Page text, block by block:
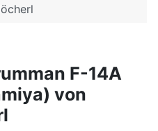
F-14A
von